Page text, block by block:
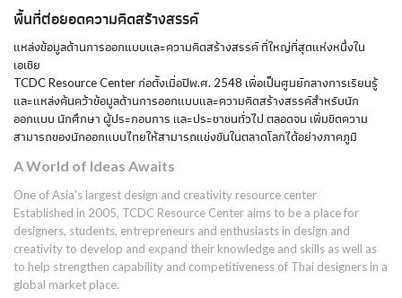
พื้นที่ต่อยอดความคิดสร้างสรรค์
แหล่งข้อมูลด้านการออกแบบและความคิดสร้างสรรค์ ที่ใหญ่ที่สุดแห่งหนึ่งใน
เอเชีย
TCDC Resource Center ก่อตั้งเมื่อปีพ.ศ. 2548 เพื่อเป็นศูนย์กลางการเรียนรู้
และแหล่งค้นคว้าข้อมูลด้านการออกแบบและความคิดสร้างสรรค์สำหรับนัก
ออกแบบ นักศึกษา ผู้ประกอบการ และประชาชนทั่วไป ตลอดจน เพิ่มขีดความ
สามารถของนักออกแบบไทยให้สามารถแข่งขันในตลาดโลกได้อย่างภาคภูมิ
A World of Ideas Awaits
One of Asia's largest design and creativity resource center
Established in 2005, TCDC Resource Center aims to be a place for
designers, students, entrepreneurs and enthusiasts in design and
creativity to develop and expand their knowledge and skills as well as
to help strengthen capability and competitiveness of Thai designers in a
global market place.